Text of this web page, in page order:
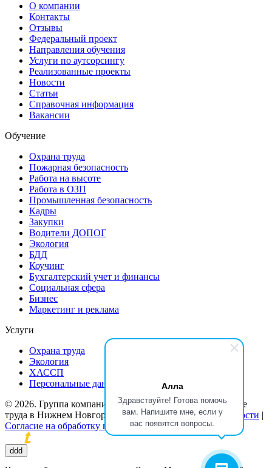
Алла
Здравствуйте! Готова помочь
вам. Напишите мне, если у
вас появятся вопросы.
О компании
Контакты
Отзывы
Федеральный проект
Направления обучения
Услуги по аутсорсингу
Реализованные проекты
Новости
Статьи
Справочная информация
Вакансии
Обучение
Охрана труда
Пожарная безопасность
Работа на высоте
Работа в ОЗП
Промышленная безопасность
Кадры
Закупки
Водители ДОПОГ
Экология
БДД
Коучинг
Бухгалтерский учет и финансы
Социальная сфера
Бизнес
Маркетинг и реклама
Услуги
Охрана труда
Экология
ХАССП
Персональные данные
© 2026. Группа компаний «Потенциал». Обучение охране
труда в Нижнем Новгороде |Политика конфиденциальности |
Согласие на обработку персональных данных
Продвижение сайтов
ddd